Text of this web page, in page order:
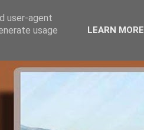
user-agent
usage
LEARN MORE